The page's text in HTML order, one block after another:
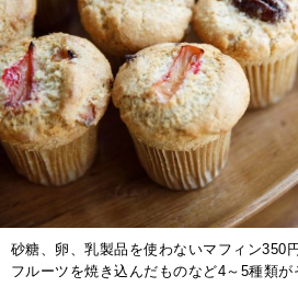
砂糖、卵、乳製品を使わないマフィン350
フルーツを焼き込んだものなど4～5種類が